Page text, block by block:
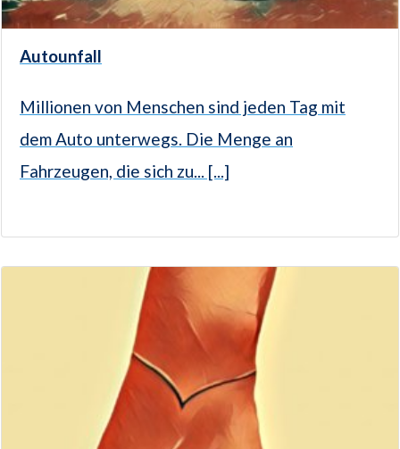
Autounfall
Millionen von Menschen sind jeden Tag mit
dem Auto unterwegs. Die Menge an
Fahrzeugen, die sich zu... [...]